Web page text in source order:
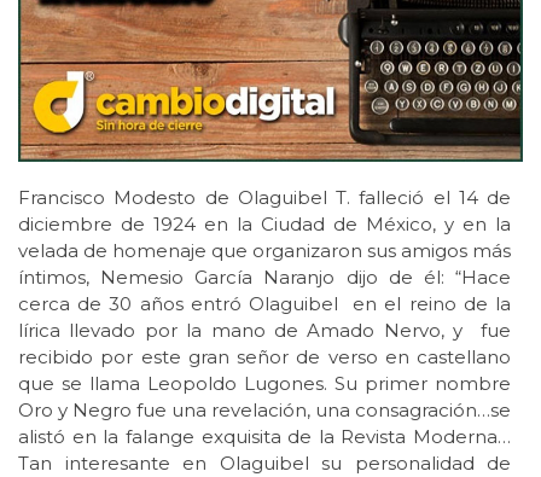
Francisco Modesto de Olaguibel T. falleció el 14 de
diciembre de 1924 en la Ciudad de México, y en la
velada de homenaje que organizaron sus amigos más
íntimos, Nemesio García Naranjo dijo de él: “Hace
cerca de 30 años entró Olaguibel en el reino de la
lírica llevado por la mano de Amado Nervo, y fue
recibido por este gran señor de verso en castellano
que se llama Leopoldo Lugones. Su primer nombre
Oro y Negro fue una revelación, una consagración…se
alistó en la falange exquisita de la Revista Moderna…
Tan interesante en Olaguibel su personalidad de